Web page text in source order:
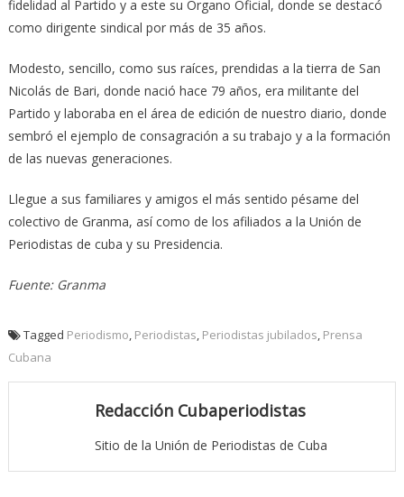
fidelidad al Partido y a este su Órgano Oficial, donde se destacó
como dirigente sindical por más de 35 años.
Modesto, sencillo, como sus raíces, prendidas a la tierra de San
Nicolás de Bari, donde nació hace 79 años, era militante del
Partido y laboraba en el área de edición de nuestro diario, donde
sembró el ejemplo de consagración a su trabajo y a la formación
de las nuevas generaciones.
Llegue a sus familiares y amigos el más sentido pésame del
colectivo de Granma, así como de los afiliados a la Unión de
Periodistas de cuba y su Presidencia.
Fuente: Granma
Tagged Periodismo, Periodistas, Periodistas jubilados, Prensa
Cubana
Redacción Cubaperiodistas
Sitio de la Unión de Periodistas de Cuba